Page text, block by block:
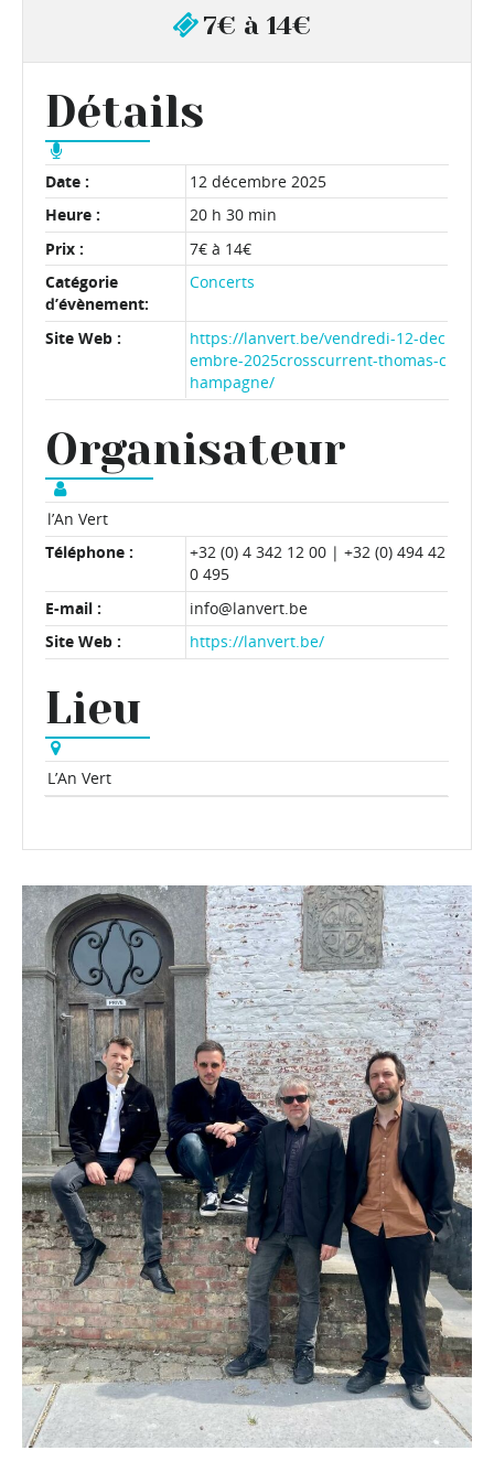
7€ à 14€
Détails
Date :
12 décembre 2025
Heure :
20 h 30 min
Prix :
7€ à 14€
Catégorie
d’évènement:
Concerts
Site Web :
https://lanvert.be/vendredi-12-dec
embre-2025crosscurrent-thomas-c
hampagne/
Organisateur
l’An Vert
Téléphone :
+32 (0) 4 342 12 00 | +32 (0) 494 42
0 495
E-mail :
info@lanvert.be
Site Web :
https://lanvert.be/
Lieu
L’An Vert